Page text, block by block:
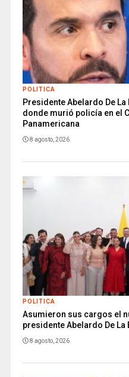
POLITICA
Presidente Abelardo De
donde murió policía en el
Panamericana
8 agosto, 2026
POLITICA
Asumieron sus cargos el
presidente Abelardo De La
8 agosto, 2026